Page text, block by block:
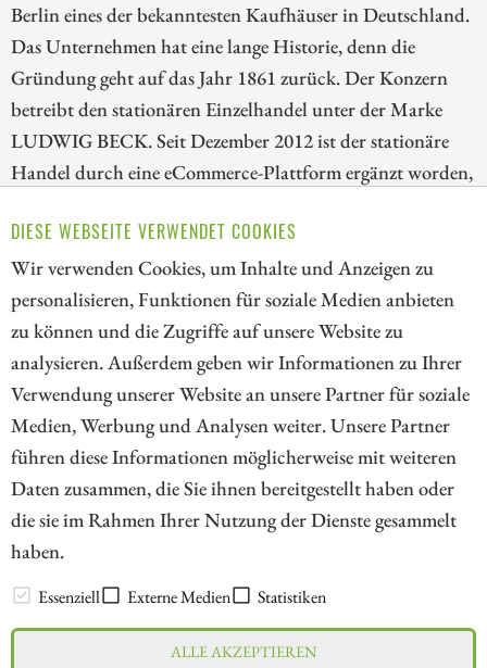
DIESE WEBSEITE VERWENDET COOKIES
Wir verwenden Cookies, um Inhalte und Anzeigen zu
personalisieren, Funktionen für soziale Medien anbieten
zu können und die Zugriffe auf unsere Website zu
analysieren. Außerdem geben wir Informationen zu Ihrer
Verwendung unserer Website an unsere Partner für soziale
Medien, Werbung und Analysen weiter. Unsere Partner
führen diese Informationen möglicherweise mit weiteren
Daten zusammen, die Sie ihnen bereitgestellt haben oder
die sie im Rahmen Ihrer Nutzung der Dienste gesammelt
haben.
Essenziell Externe Medien Statistiken
ALLE AKZEPTIEREN
Berlin eines der bekanntesten Kaufhäuser in Deutschland.
Das Unternehmen hat eine lange Historie, denn die
Gründung geht auf das Jahr 1861 zurück. Der Konzern
betreibt den stationären Einzelhandel unter der Marke
LUDWIG BECK. Seit Dezember 2012 ist der stationäre
Handel durch eine eCommerce-Plattform ergänzt worden,
werden. Der Schwerpunkt der Geschäftstätigkeit liegt im
Stammhaus am Marienplatz in München.
ZUM KOMMENTAR
// kapitalerhoehungen.de - © 2026 - Die Informationsplattform für
Investoren und Unternehmen rund um Kapitalerhöhung, Kapitalmarkt
und Unternehmensfinanzierung
LEXIKON